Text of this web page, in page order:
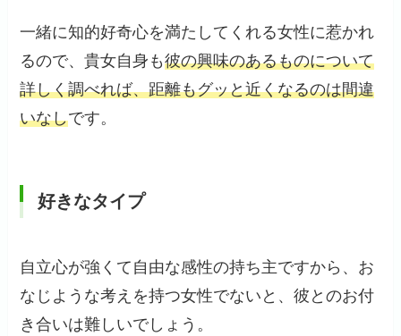
一緒に知的好奇心を満たしてくれる女性に惹かれ
るので、貴女自身も彼の興味のあるものについて
詳しく調べれば、距離もグッと近くなるのは間違
いなしです。
好きなタイプ
自立心が強くて自由な感性の持ち主ですから、お
なじような考えを持つ女性でないと、彼とのお付
き合いは難しいでしょう。